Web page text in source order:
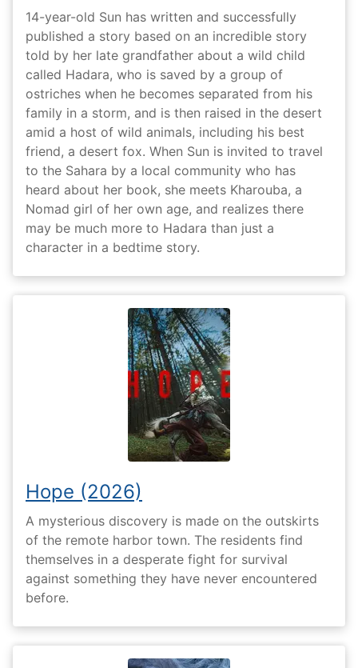
14-year-old Sun has written and successfully
published a story based on an incredible story
told by her late grandfather about a wild child
called Hadara, who is saved by a group of
ostriches when he becomes separated from his
family in a storm, and is then raised in the desert
amid a host of wild animals, including his best
friend, a desert fox. When Sun is invited to travel
to the Sahara by a local community who has
heard about her book, she meets Kharouba, a
Nomad girl of her own age, and realizes there
may be much more to Hadara than just a
character in a bedtime story.
Hope (2026)
A mysterious discovery is made on the outskirts
of the remote harbor town. The residents find
themselves in a desperate fight for survival
against something they have never encountered
before.